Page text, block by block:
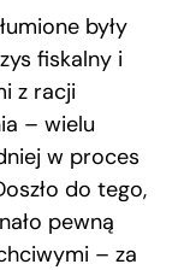
były
fiskalny i
z racji
– wielu
w proces
do tego,
pewną
– za